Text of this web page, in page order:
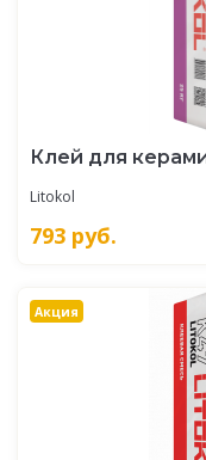
Клей для
Litokol
793 руб.
Акция